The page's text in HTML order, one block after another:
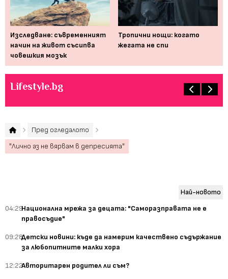
Изследване: съвременният
начин на живот съсипва
човешкия мозък
Тропични нощи: когато
жегата не спи
Lifestyle.bg
Пред огледалото
"Лично аз не вярвам в депресията"
Най-новото
04:29Национална мрежа за децата: "Саморазправата не е
правосъдие"
09:28Детски новини: къде да намерим качествено съдържание
за любопитните малки хора
12:22Авторитарен родител ли съм?